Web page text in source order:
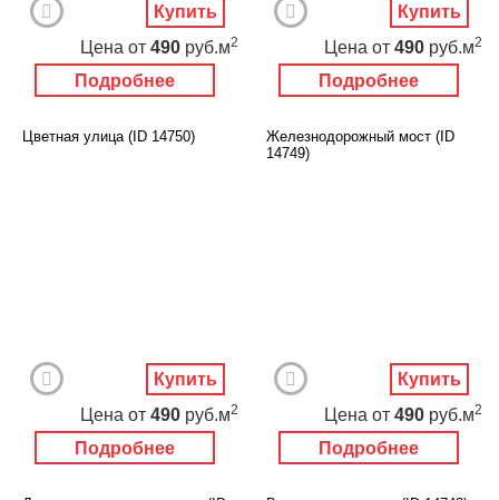
Подробнее
Цена от 490 руб.м2
Купить
Подробнее
Цена от 490 руб.м2
Купить
Цветная улица (ID 14750)
Подробнее
Цена от 490 руб.м2
Купить
Железнодорожный мост (ID
14749)
Подробнее
Цена от 490 руб.м2
Купить